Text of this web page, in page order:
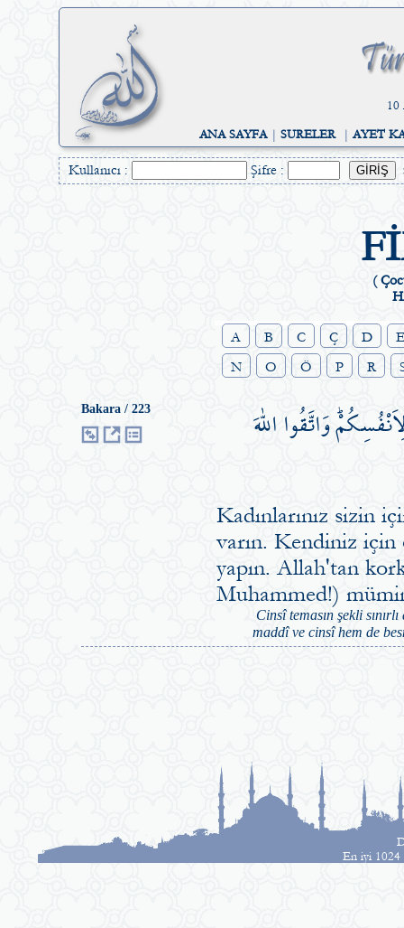
10
ANA SAYFA| SURELER| AYET
Kullanıcı : Şifre :
(
A B C Ç D
N
O Ö P R
Bakara / 223 وَاتَّقُوا اللّٰهَ
Kadınlarınız sizin
varın. Kendiniz için
yapın. Allah'tan
Muhammed!)
Cinsî temasın şekli
maddî ve cinsî hem de
En iyi 1024